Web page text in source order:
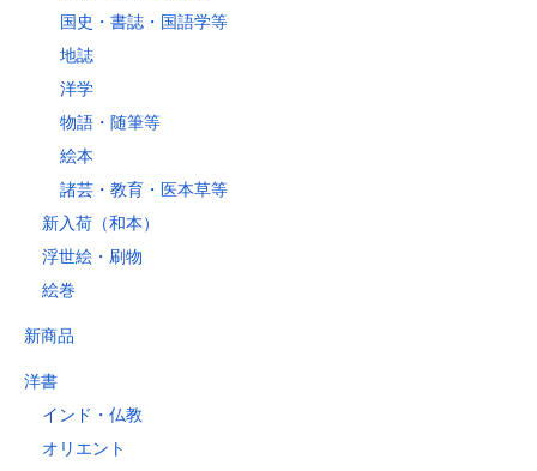
国史・書誌・国語学等
地誌
洋学
物語・随筆等
絵本
諸芸・教育・医本草等
新入荷（和本）
浮世絵・刷物
絵巻
新商品
洋書
インド・仏教
オリエント